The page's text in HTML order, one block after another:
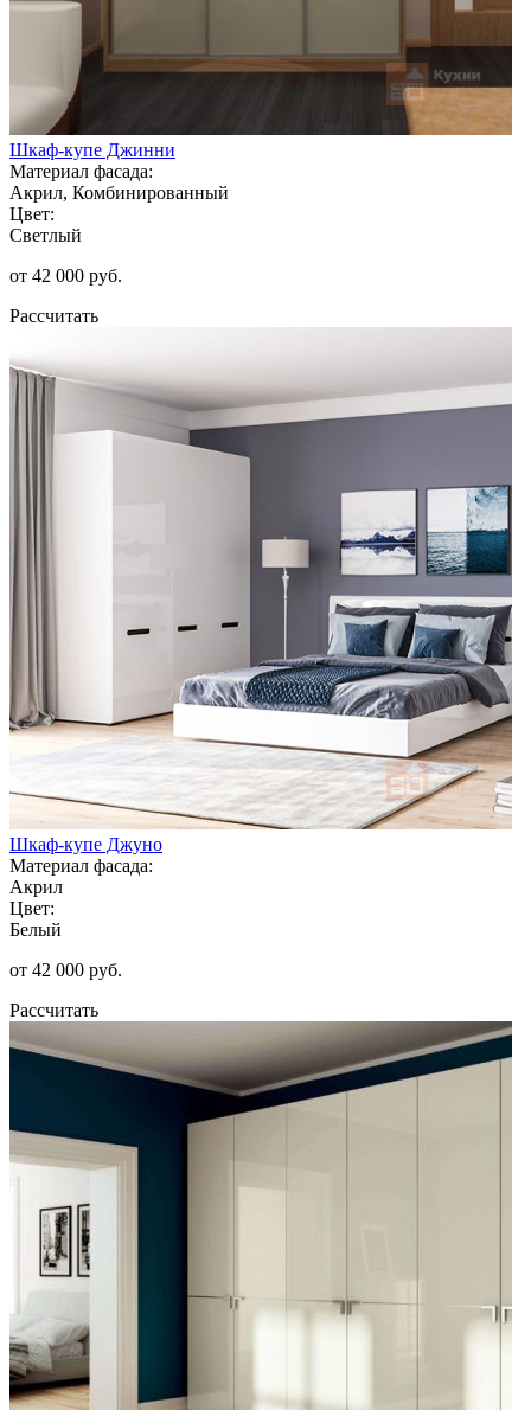
Шкаф-купе Джинни
Материал фасада:
Акрил, Комбинированный
Цвет:
Светлый
от 42 000 руб.
Рассчитать
Шкаф-купе Джуно
Материал фасада:
Акрил
Цвет:
Белый
от 42 000 руб.
Рассчитать